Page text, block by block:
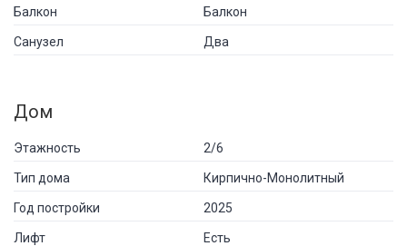
Балкон Балкон
Санузел Два
Дом
Этажность 2/6
Тип дома Кирпично-Монолитный
Год постройки 2025
Лифт Есть